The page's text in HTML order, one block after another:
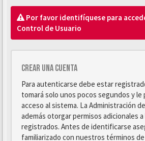
Por favor identifíquese para
Control de Usuario
Crear una cuenta
Para autenticarse debe estar
tomará solo unos pocos segundos y le
acceso al sistema. La Administración
además otorgar permisos adicionales
registrados. Antes de identificarse
familiarizado con nuestros términos